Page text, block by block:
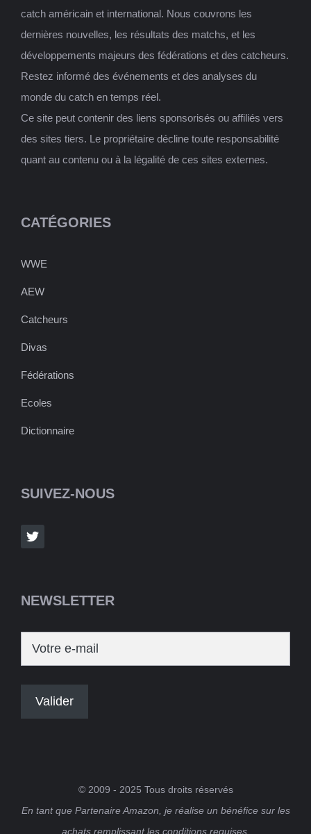
catch américain et international. Nous couvrons les
dernières nouvelles, les résultats des matchs, et les
développements majeurs des fédérations et des catcheurs.
Restez informé des événements et des analyses du
monde du catch en temps réel.
Ce site peut contenir des liens sponsorisés ou affiliés vers
des sites tiers. Le propriétaire décline toute responsabilité
quant au contenu ou à la légalité de ces sites externes.
CATÉGORIES
WWE
AEW
Catcheurs
Divas
Fédérations
Ecoles
Dictionnaire
SUIVEZ-NOUS
NEWSLETTER
© 2009 - 2025 Tous droits réservés
En tant que Partenaire Amazon, je réalise un bénéfice sur les
achats remplissant les conditions requises.